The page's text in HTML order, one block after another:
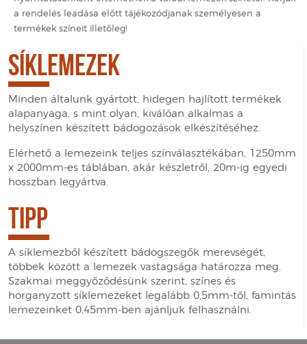
a rendelés leadása előtt tájékozódjanak személyesen a
termékek színeit illetőleg!
SÍKLEMEZEK
Minden általunk gyártott, hidegen hajlított termékek
alapanyaga, s mint olyan, kiválóan alkalmas a
helyszínen készített bádogozások elkészítéséhez.
Elérhető a lemezeink teljes színválasztékában, 1250mm
x 2000mm-es táblában, akár készletről, 20m-ig egyedi
hosszban legyártva.
TIPP
A síklemezből készített bádogszegők merevségét,
többek között a lemezek vastagsága határozza meg.
Szakmai meggyőződésünk szerint, színes és
horganyzott síklemezeket legalább 0,5mm-től, famintás
lemezeinket 0,45mm-ben ajánljuk felhasználni.